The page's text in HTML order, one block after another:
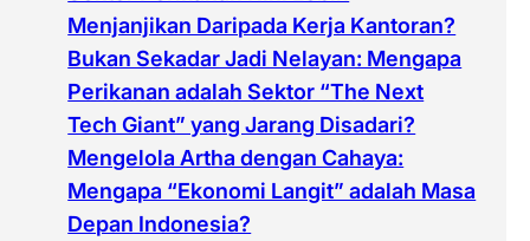
Menjanjikan Daripada Kerja Kantoran?
Bukan Sekadar Jadi Nelayan: Mengapa
Perikanan adalah Sektor “The Next
Tech Giant” yang Jarang Disadari?
Mengelola Artha dengan Cahaya:
Mengapa “Ekonomi Langit” adalah Masa
Depan Indonesia?